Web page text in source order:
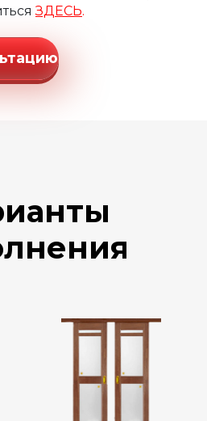
ЗДЕСЬ.